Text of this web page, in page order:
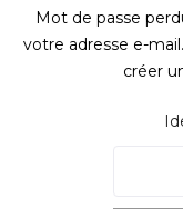
Mot de passe
votre adresse e-
créer